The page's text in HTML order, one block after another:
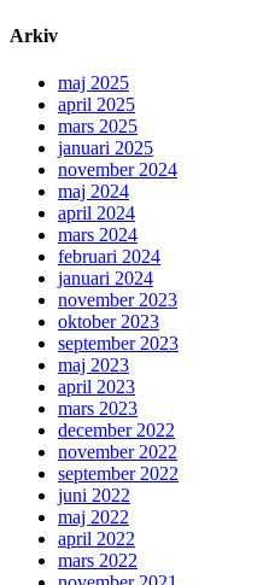
Arkiv
maj 2025
april 2025
mars 2025
januari 2025
november 2024
maj 2024
april 2024
mars 2024
februari 2024
januari 2024
november 2023
oktober 2023
september 2023
maj 2023
april 2023
mars 2023
december 2022
november 2022
september 2022
juni 2022
maj 2022
april 2022
mars 2022